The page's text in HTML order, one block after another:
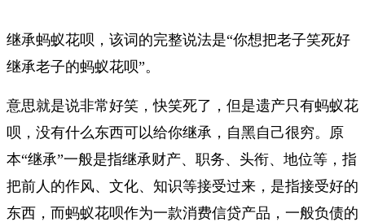
继承蚂蚁花呗，该词的完整说法是“你想把老子笑死好
继承老子的蚂蚁花呗”。
意思就是说非常好笑，快笑死了，但是遗产只有蚂蚁花
呗，没有什么东西可以给你继承，自黑自己很穷。原
本“继承”一般是指继承财产、职务、头衔、地位等，指
把前人的作风、文化、知识等接受过来，是指接受好的
东西，而蚂蚁花呗作为一款消费信贷产品，一般负债的